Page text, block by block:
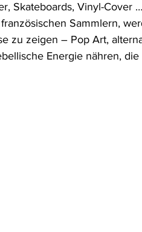
Skateboards, Vinyl-Cover
Sammlern,
zu zeigen – Pop Art,
Energie nähren,